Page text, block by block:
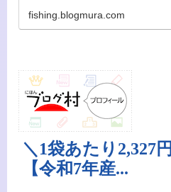
fishing.blogmura.com